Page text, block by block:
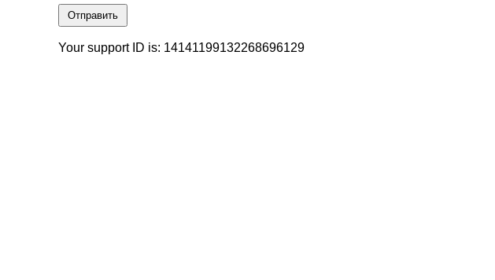
Отправить
Your support ID is: 14141199132268696129